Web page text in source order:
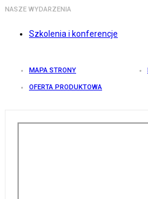
NASZE WYDARZENIA
Szkolenia i konferencje
MAPA STRONY
OFERTA PRODUKTOWA